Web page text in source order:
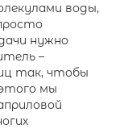
воды,
нужно
–
так, чтобы
мы